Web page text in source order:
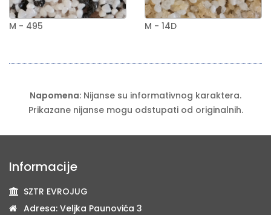
M - 495 M - 14D
Napomena: Nijanse su informativnog karaktera.
Prikazane nijanse mogu odstupati od originalnih.
Informacije
SZTR EVROJUG
Adresa: Veljka Paunovića 3